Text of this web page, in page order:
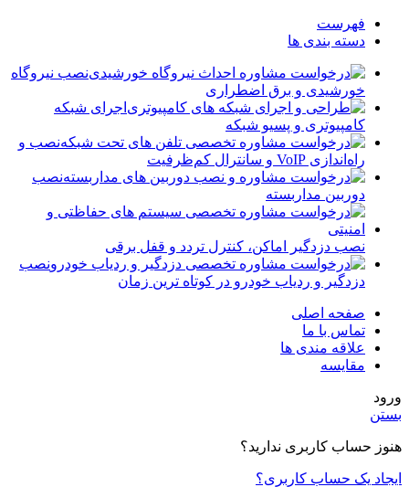
فهرست
دسته بندی ها
نصب نیروگاه
خورشیدی و برق اضطراری
اجرای شبکه
کامپیوتری و پسیو شبکه
نصب و
راه‌اندازی VoIP و سانترال کم‌ظرفیت
نصب
دوربین مداربسته
نصب دزدگیر اماکن، کنترل تردد و قفل برقی
نصب
دزدگیر و ردیاب خودرو در کوتاه ترین زمان
صفحه اصلی
تماس با ما
علاقه مندی ها
مقایسه
ورود
بستن
هنوز حساب کاربری ندارید؟
ایجاد یک حساب کاربری؟